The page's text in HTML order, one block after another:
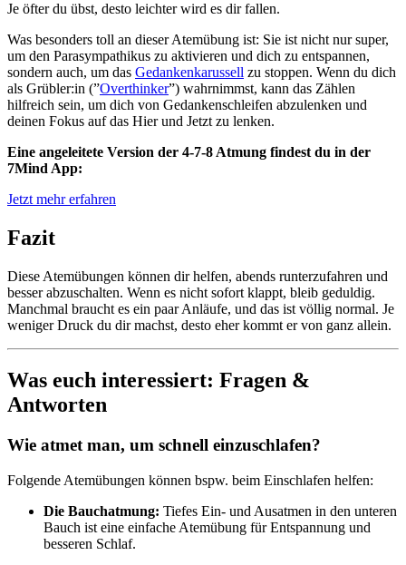
Je öfter du übst, desto leichter wird es dir fallen.
Was besonders toll an dieser Atemübung ist: Sie ist nicht nur super,
um den Parasympathikus zu aktivieren und dich zu entspannen,
sondern auch, um das Gedankenkarussell zu stoppen. Wenn du dich
als Grübler:in (”Overthinker”) wahrnimmst, kann das Zählen
hilfreich sein, um dich von Gedankenschleifen abzulenken und
deinen Fokus auf das Hier und Jetzt zu lenken.
Eine angeleitete Version der 4-7-8 Atmung findest du in der
7Mind App:
Jetzt mehr erfahren
Fazit
Diese Atemübungen können dir helfen, abends runterzufahren und
besser abzuschalten. Wenn es nicht sofort klappt, bleib geduldig.
Manchmal braucht es ein paar Anläufe, und das ist völlig normal. Je
weniger Druck du dir machst, desto eher kommt er von ganz allein.
Was euch interessiert: Fragen &
Antworten
Wie atmet man, um schnell einzuschlafen?
Folgende Atemübungen können bspw. beim Einschlafen helfen:
Die Bauchatmung: Tiefes Ein- und Ausatmen in den unteren
Bauch ist eine einfache Atemübung für Entspannung und
besseren Schlaf.